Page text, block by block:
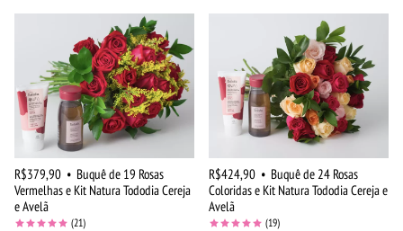
R$379,90 • Buquê de 19 Rosas
Vermelhas e Kit Natura Tododia Cereja
e Avelã
(21)
R$424,90 • Buquê de 24 Rosas
Coloridas e Kit Natura Tododia Cereja e
Avelã
(19)